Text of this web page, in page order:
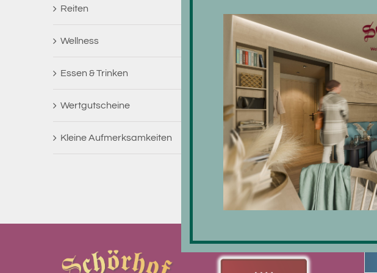
Reiten
Wellness
Essen & Trinken
Wertgutscheine
Kleine Aufmerksamkeiten